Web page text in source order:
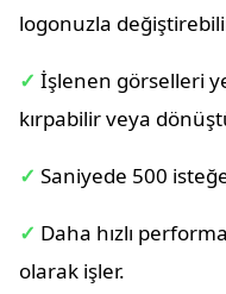
logonuzla
✓ İşlenen görselleri
kırpabilir veya
✓ Saniyede 500
✓ Daha hızlı
olarak işler.